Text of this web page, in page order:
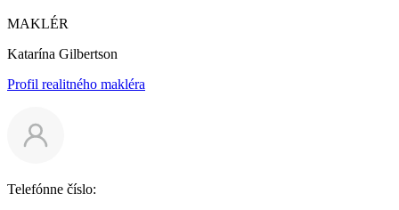
MAKLÉR
Katarína Gilbertson
Profil realitného makléra
Telefónne číslo: